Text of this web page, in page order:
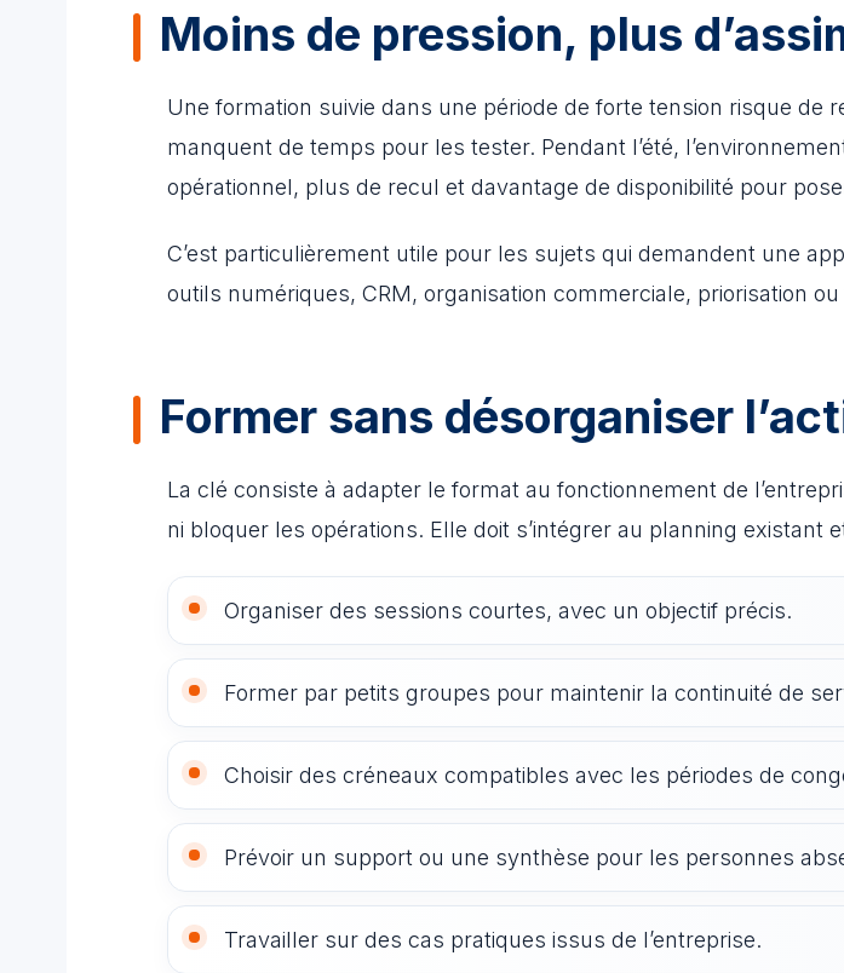
Moins de pression, plus
Une formation suivie dans une période de forte tension risque
manquent de temps pour les tester. Pendant l’été,
opérationnel, plus de recul et davantage de disponibilité pour
C’est particulièrement utile pour les sujets qui demandent une
outils numériques, CRM, organisation commerciale, priorisation
Former sans désorganiser
La clé consiste à adapter le format au fonctionnement de
ni bloquer les opérations. Elle doit s’intégrer au planning existant
Organiser des sessions courtes, avec un objectif précis.
Former par petits groupes pour maintenir la continuité de
Choisir des créneaux compatibles avec les périodes de
Prévoir un support ou une synthèse pour les personnes
Travailler sur des cas pratiques issus de l’entreprise.